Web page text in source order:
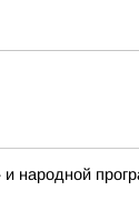
народной